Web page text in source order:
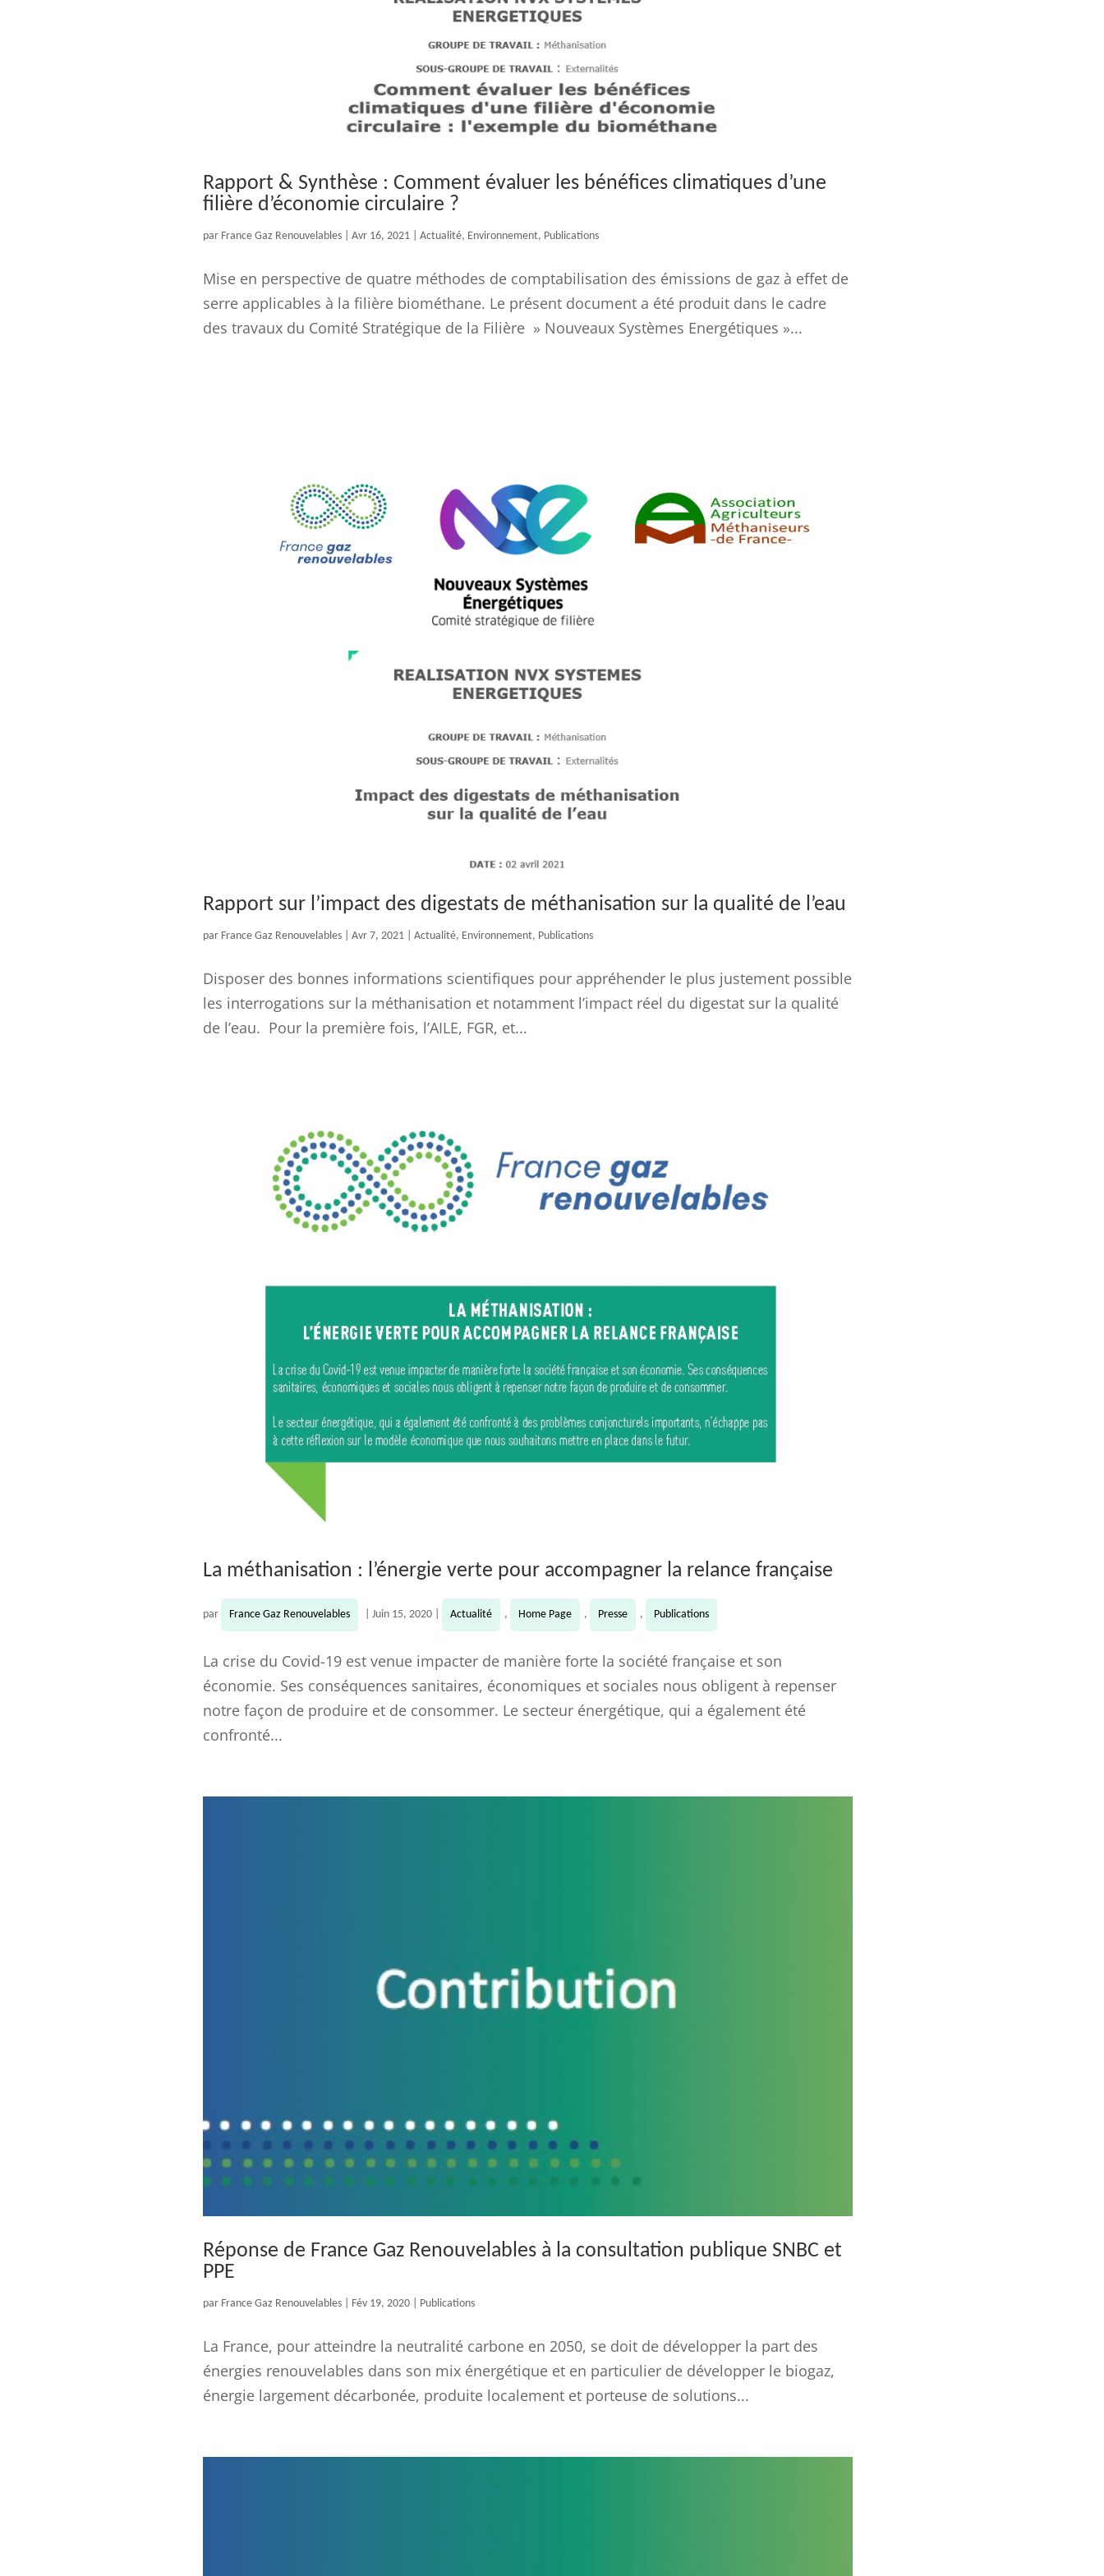
Rapport & Synthèse : Comment évaluer les bénéfices climatiques d’une
filière d’économie circulaire ?
par France Gaz Renouvelables| Avr 16, 2021| Actualité, Environnement, Publications
Mise en perspective de quatre méthodes de comptabilisation des émissions de gaz à effet de
serre applicables à la filière biométhane. Le présent document a été produit dans le cadre
des travaux du Comité Stratégique de la Filière » Nouveaux Systèmes Energétiques »...
Rapport sur l’impact des digestats de méthanisation sur la qualité de l’eau
par France Gaz Renouvelables| Avr 7, 2021| Actualité, Environnement, Publications
Disposer des bonnes informations scientifiques pour appréhender le plus justement possible
les interrogations sur la méthanisation et notamment l’impact réel du digestat sur la qualité
de l’eau. Pour la première fois, l’AILE, FGR, et...
La méthanisation : l’énergie verte pour accompagner la relance française
par France Gaz Renouvelables Juin 15, 2020| Actualité , Home Page , Presse , Publications
La crise du Covid-19 est venue impacter de manière forte la société française et son
économie. Ses conséquences sanitaires, économiques et sociales nous obligent à repenser
notre façon de produire et de consommer. Le secteur énergétique, qui a également été
confronté...
Réponse de France Gaz Renouvelables à la consultation publique SNBC et
PPE
par France Gaz Renouvelables| Fév 19, 2020| Publications
La France, pour atteindre la neutralité carbone en 2050, se doit de développer la part des
énergies renouvelables dans son mix énergétique et en particulier de développer le biogaz,
énergie largement décarbonée, produite localement et porteuse de solutions...